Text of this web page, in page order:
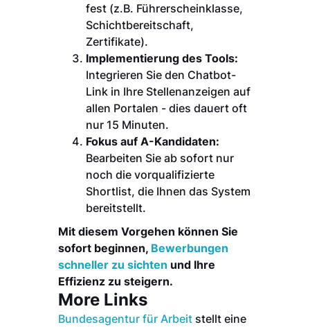
fest (z.B. Führerscheinklasse,
Schichtbereitschaft,
Zertifikate).
Implementierung des Tools:
Integrieren Sie den Chatbot-
Link in Ihre Stellenanzeigen auf
allen Portalen - dies dauert oft
nur 15 Minuten.
Fokus auf A-Kandidaten:
Bearbeiten Sie ab sofort nur
noch die vorqualifizierte
Shortlist, die Ihnen das System
bereitstellt.
Mit diesem Vorgehen können Sie
sofort beginnen, Bewerbungen
schneller zu sichten und Ihre
Effizienz zu steigern.
More Links
Bundesagentur für Arbeit stellt eine